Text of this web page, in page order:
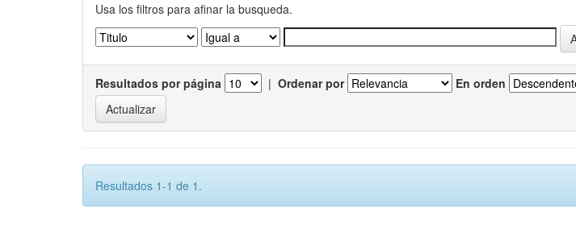
Usa los filtros para afinar la busqueda.
Resultados por página | Ordenar por En orden
Resultados 1-1 de 1.